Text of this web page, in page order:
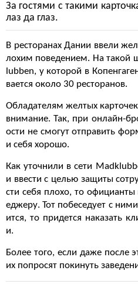
За гостями с такими
лаз да глаз.
В ресторанах Дании ввели
лохим поведением. На такой
lubben, у которой в
вается около 30 ресторанов.
Обладателям желтых
внимание. Так, при онлайн-
ости не смогут отправить
и себя хорошо.
Как уточнили в сети
и ввести с целью защиты
сти себя плохо, то
еджеру. Тот побеседует с
ится, то придется наказать
и.
Более того, если даже после
их попросят покинуть